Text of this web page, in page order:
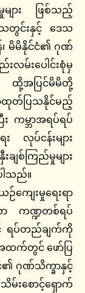
ျား ဖြစ်သည့်
သတွင်းနှင့် ဒေသ
၊ မိမိနိုင်ငံ၏ ဂုဏ်
လမ်းပေါင်းစုံမှ
ထို့အပြင်မိမိတို့
ထုတ်ပြသနိုင်မည့်
ကမ္ဘာအရပ်ရပ်
လုပ်ငန်းများ
စ်ကြည်မှုများ
သည်။
းမှုရေးရာ
ာ ကဏ္ဍတစ်ရပ်
င့် ရပ်တည်ချက်ကို
ထက်တွင် ဖော်ပြ
ဂုဏ်သိက္ခာနှင့်
စောင့်ရှောက်